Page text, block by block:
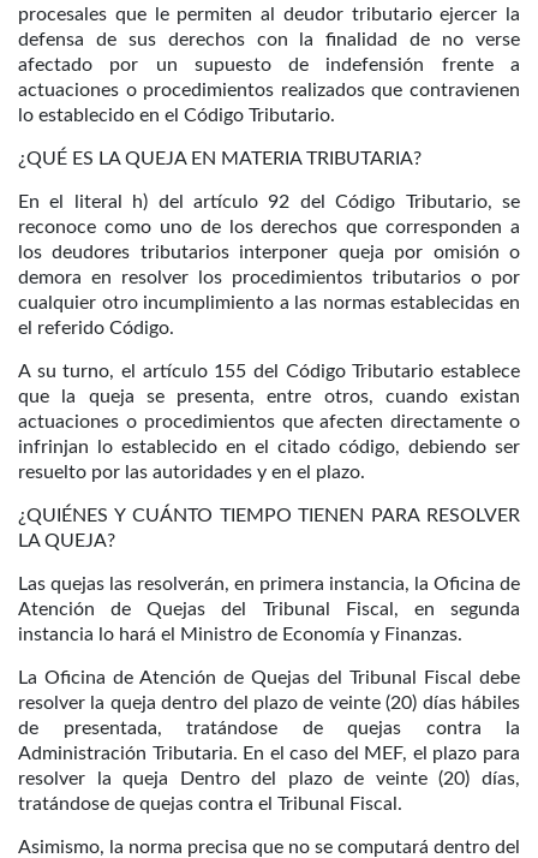
procesales que le permiten al deudor tributario ejercer la
defensa de sus derechos con la finalidad de no verse
afectado por un supuesto de indefensión frente a
actuaciones o procedimientos realizados que contravienen
lo establecido en el Código Tributario.
¿QUÉ ES LA QUEJA EN MATERIA TRIBUTARIA?
En el literal h) del artículo 92 del Código Tributario, se
reconoce como uno de los derechos que corresponden a
los deudores tributarios interponer queja por omisión o
demora en resolver los procedimientos tributarios o por
cualquier otro incumplimiento a las normas establecidas en
el referido Código.
A su turno, el artículo 155 del Código Tributario establece
que la queja se presenta, entre otros, cuando existan
actuaciones o procedimientos que afecten directamente o
infrinjan lo establecido en el citado código, debiendo ser
resuelto por las autoridades y en el plazo.
¿QUIÉNES Y CUÁNTO TIEMPO TIENEN PARA RESOLVER
LA QUEJA?
Las quejas las resolverán, en primera instancia, la Oficina de
Atención de Quejas del Tribunal Fiscal, en segunda
instancia lo hará el Ministro de Economía y Finanzas.
La Oficina de Atención de Quejas del Tribunal Fiscal debe
resolver la queja dentro del plazo de veinte (20) días hábiles
de presentada, tratándose de quejas contra la
Administración Tributaria. En el caso del MEF, el plazo para
resolver la queja Dentro del plazo de veinte (20) días,
tratándose de quejas contra el Tribunal Fiscal.
Asimismo, la norma precisa que no se computará dentro del